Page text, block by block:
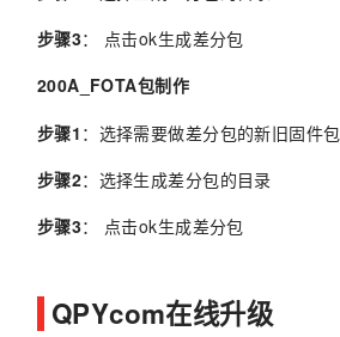
步骤3： 点击ok生成差分包
200A_FOTA包制作
步骤1 ：选择需要做差分包的新旧固件包
步骤2：选择生成差分包的目录
步骤3： 点击ok生成差分包
QPYcom在线升级